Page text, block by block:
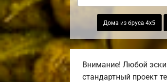
Дома из бруса 4х5
Внимание! Любой
стандартный проект